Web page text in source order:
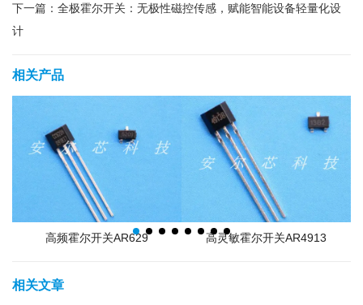
下一篇： 全极霍尔开关：无极性磁控传感，赋能智能设备轻量化设
计
相关产品
高频霍尔开关AR629 高灵敏霍尔开关AR4913
相关文章